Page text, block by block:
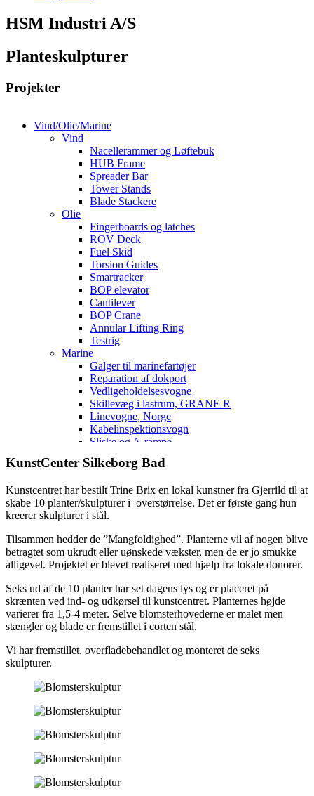
HSM Industri A/S
Planteskulpturer
Projekter
Vind/Olie/Marine
Vind
Nacellerammer og Løftebuk
HUB Frame
Spreader Bar
Tower Stands
Blade Stackere
Olie
Fingerboards og latches
ROV Deck
Fuel Skid
Torsion Guides
Smartracker
BOP elevator
Cantilever
BOP Crane
Annular Lifting Ring
Testrig
Marine
Galger til marinefartøjer
Reparation af dokport
Vedligeholdelsesvogne
Skillevæg i lastrum, GRANE R
Linevogne, Norge
Kabelinspektionsvogn
Sliske og A-rampe
Agterport til færge
Brandslukningsanlæg
Uddybningsfartøj
Tension system til færge
Proces – Industri
DAKA fedttanke
Trustrup Lyngby Varmeværk
Propan gastank
Fire identiske broklapper
Broklap, Stena Line Grenaa
Passagerlandgang til ny færgeterminal Molslinjen
PIER til ny færgeterminal Molslinjen
Check-in, gl Aarhus Færgehavn
Varelandgang+kølerum, Gedser Havn
Øvre klap til bilrampe, Odden Færgehavn
Nødleje, Odden Færgehavn
Bilrampe, Molslinjen
Operapavillonen, København
Passagerlandgang, Kalundborg
Industritekniske anlæg
Udvidelse af produktionslinje
KunstCenter Silkeborg Bad
Kunstcentret har bestilt Trine Brix en lokal kunstner fra Gjerrild til at
skabe 10 planter/skulpturer i overstørrelse. Det er første gang hun
kreerer skulpturer i stål.
Tilsammen hedder de ”Mangfoldighed”. Planterne vil af nogen blive
betragtet som ukrudt eller uønskede vækster, men de er jo smukke
alligevel. Projektet er blevet realiseret med hjælp fra lokale donorer.
Seks ud af de 10 planter har set dagens lys og er placeret på
skrænten ved ind- og udkørsel til kunstcentret. Planternes højde
varierer fra 1,5-4 meter. Selve blomsterhovederne er malet men
stængler og blade er fremstillet i corten stål.
Vi har fremstillet, overfladebehandlet og monteret de seks
skulpturer.